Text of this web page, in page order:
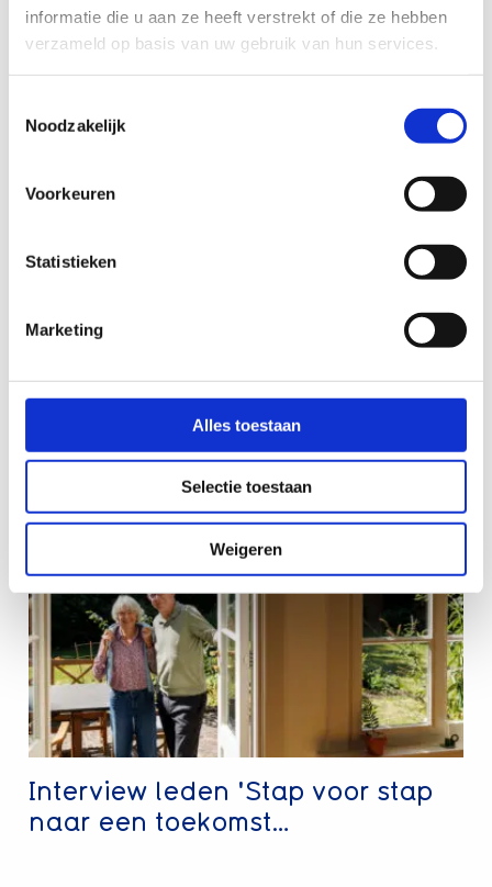
informatie die u aan ze heeft verstrekt of die ze hebben
verzameld op basis van uw gebruik van hun services.
Noodzakelijk
Voorkeuren
Statistieken
Marketing
Alles toestaan
Selectie toestaan
Weigeren
Geef uw mening, meld u aan bij
Geef
uw
mening,
u
het…
Interview leden 'Stap voor stap
naar een toekomst…
Lees
over
leden
'Stap
stap
naar
een
toekomst…